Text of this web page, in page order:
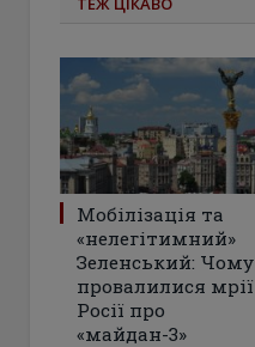
Мобілізація та
«нелегітимний»
Зеленський: Чому
провалилися мрії
Росії про
«майдан-3»